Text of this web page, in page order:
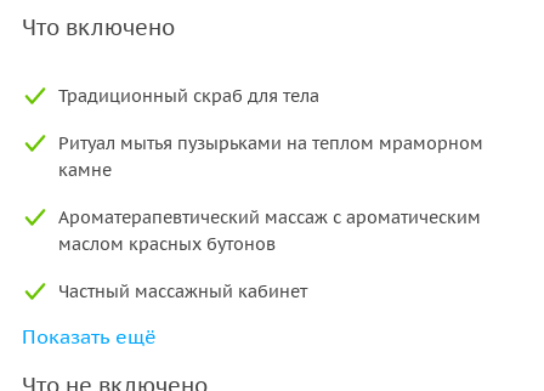
Что включено
Традиционный скраб для тела
Ритуал мытья пузырьками на теплом мраморном
камне
Ароматерапевтический массаж с ароматическим
маслом красных бутонов
Частный массажный кабинет
Массаж лица и маска для лица
Массаж ног с ароматическим маслом красных
Показать ещё
Что не включено